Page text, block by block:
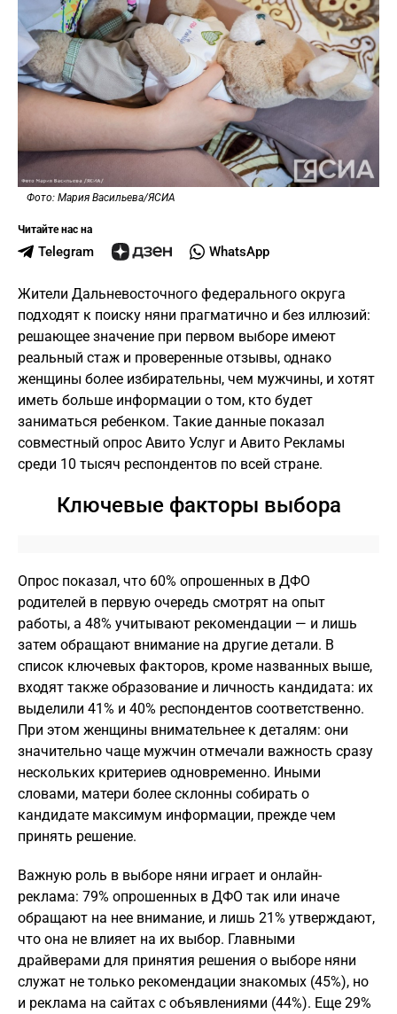
Фото: Мария Васильева/ЯСИА
Читайте нас на
Telegram WhatsApp
Жители Дальневосточного федерального округа
подходят к поиску няни прагматично и без иллюзий:
решающее значение при первом выборе имеют
реальный стаж и проверенные отзывы, однако
женщины более избирательны, чем мужчины, и хотят
иметь больше информации о том, кто будет
заниматься ребенком. Такие данные показал
совместный опрос Авито Услуг и Авито Рекламы
среди 10 тысяч респондентов по всей стране.
Ключевые факторы выбора
Опрос показал, что 60% опрошенных в ДФО
родителей в первую очередь смотрят на опыт
работы, а 48% учитывают рекомендации — и лишь
затем обращают внимание на другие детали. В
список ключевых факторов, кроме названных выше,
входят также образование и личность кандидата: их
выделили 41% и 40% респондентов соответственно.
При этом женщины внимательнее к деталям: они
значительно чаще мужчин отмечали важность сразу
нескольких критериев одновременно. Иными
словами, матери более склонны собирать о
кандидате максимум информации, прежде чем
принять решение.
Важную роль в выборе няни играет и онлайн-
реклама: 79% опрошенных в ДФО так или иначе
обращают на нее внимание, и лишь 21% утверждают,
что она не влияет на их выбор. Главными
драйверами для принятия решения о выборе няни
служат не только рекомендации знакомых (45%), но
и реклама на сайтах с объявлениями (44%). Еще 29%